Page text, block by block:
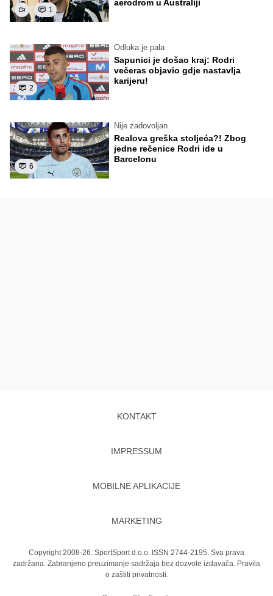
1
aerodrom u Australiji
2
Odluka je pala
Sapunici je došao kraj: Rodri
večeras objavio gdje nastavlja
karijeru!
6
Nije zadovoljan
Realova greška stoljeća?! Zbog
jedne rečenice Rodri ide u
Barcelonu
KONTAKT
IMPRESSUM
MOBILNE APLIKACIJE
MARKETING
Copyright 2008-26. SportSport d.o.o. ISSN 2744-2195. Sva prava
zadržana. Zabranjeno preuzimanje sadržaja bez dozvole izdavača. Pravila
o zaštiti privatnosti.